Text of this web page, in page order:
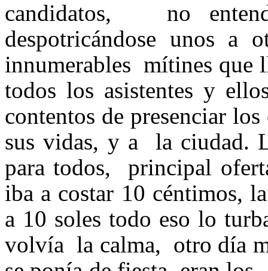
candidatos, no
despotricándose unos a
innumerables mítines que
todos los asistentes y
contentos de presenciar
sus vidas, y a la ciudad.
para todos, principal
iba a costar 10 céntimos,
a 10 soles todo eso lo
volvía la calma, otro día